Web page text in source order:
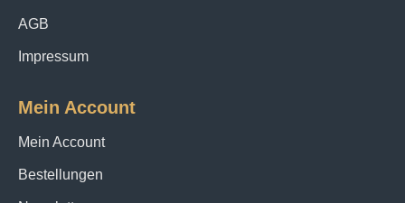
AGB
Impressum
Mein Account
Mein Account
Bestellungen